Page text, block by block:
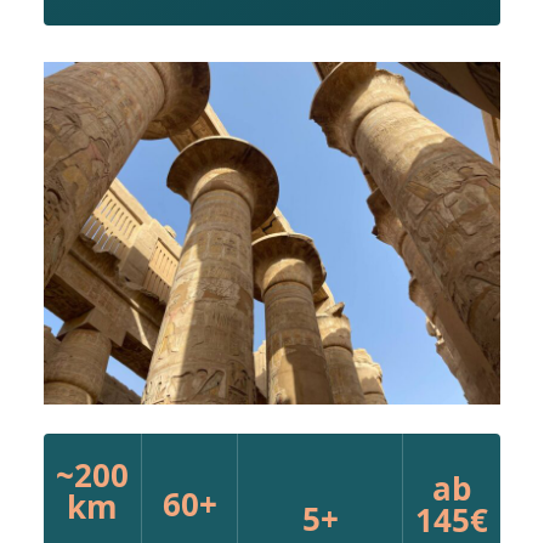
~200
km 60+ 5+
ab
145€